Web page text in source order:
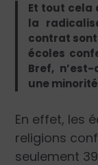
Et tout cela
la
contrat
écoles
Bref,
une
En effet, les
religions
seulement